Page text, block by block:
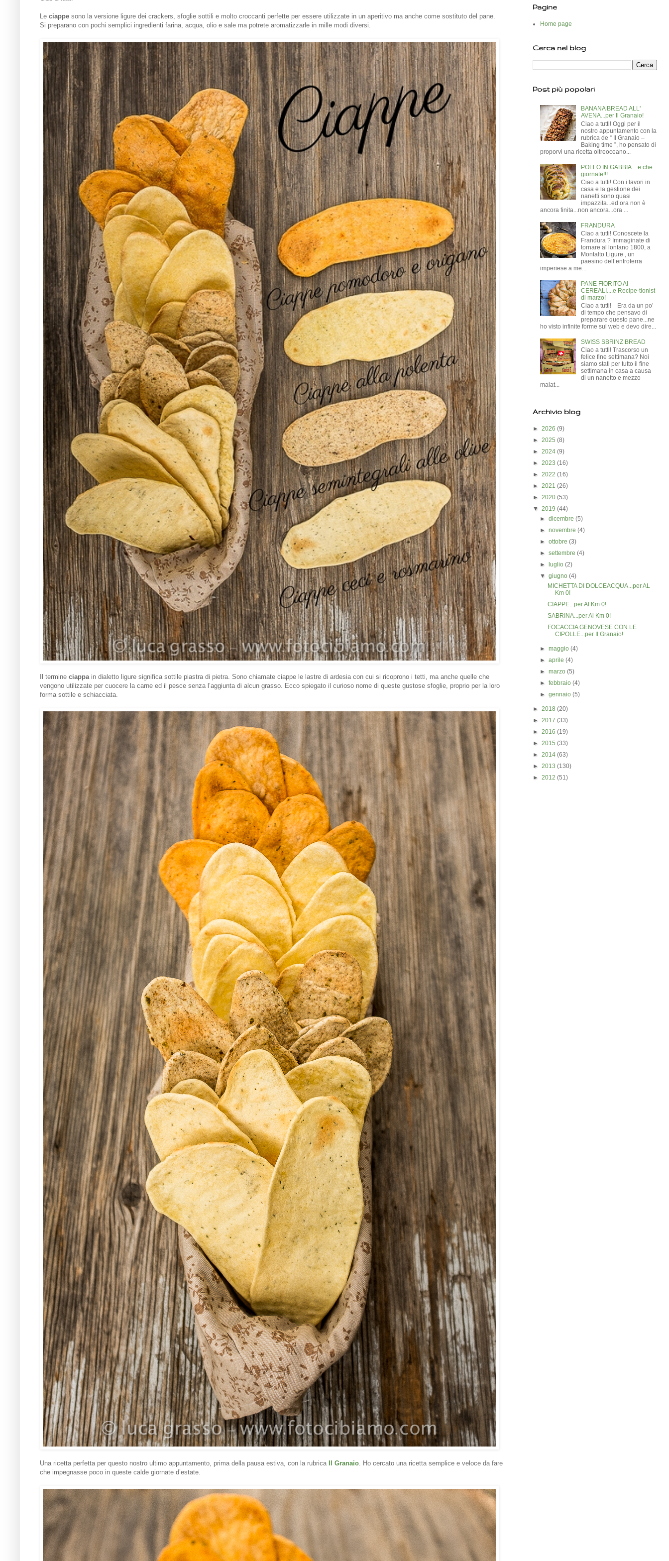
Le ciappe sono la versione ligure dei crackers, sfoglie sottili e molto croccanti perfette per essere utilizzate in un aperitivo ma anche come sostituto del pane.
Si preparano con pochi semplici ingredienti farina, acqua, olio e sale ma potrete aromatizzarle in mille modi diversi.
Il termine ciappain dialetto ligure significa sottile piastra di pietra. Sono chiamate ciappe le lastre di ardesia con cui si ricoprono i tetti, ma anche quelle che
vengono utilizzate per cuocere la carne ed il pesce senza l’aggiunta di alcun grasso. Ecco spiegato il curioso nome di queste gustose sfoglie, proprio per la loro
forma sottile e schiacciata.
Una ricetta perfetta per questo nostro ultimo appuntamento, prima della pausa estiva, con la rubrica Il Granaio . Ho cercato una ricetta semplice e veloce da fare
che impegnasse poco in queste calde giornate d’estate.
Pagine
Home page
Cerca nel blog
Post più popolari
BANANA BREAD ALL'
AVENA...per Il Granaio!
Ciao a tutti! Oggi per il
nostro appuntamento con la
rubrica de “ Il Granaio –
Baking time ”, ho pensato di
proporvi una ricetta oltreoceano...
POLLO IN GABBIA....e che
giornate!!!
Ciao a tutti! Con i lavori in
casa e la gestione dei
nanetti sono quasi
impazzita...ed ora non è
ancora finita...non ancora...ora ...
FRANDURA
Ciao a tutti! Conoscete la
Frandura ? Immaginate di
tornare al lontano 1800, a
Montalto Ligure , un
paesino dell’entroterra
imperiese a me...
PANE FIORITO AI
CEREALI....e Recipe-tionist
di marzo!
Ciao a tutti! Era da un po’
di tempo che pensavo di
preparare questo pane...ne
ho visto infinite forme sul web e devo dire...
SWISS SBRINZ BREAD
Ciao a tutti! Trascorso un
felice fine settimana? Noi
siamo stati per tutto il fine
settimana in casa a causa
di un nanetto e mezzo
malat...
Archivio blog
► 2026 (9)
► 2025 (8)
► 2024 (9)
► 2023 (16)
► 2022 (16)
► 2021 (26)
► 2020 (53)
▼ 2019 (44)
►dicembre(5)
►novembre(4)
►ottobre(3)
►settembre(4)
►luglio(2)
▼giugno(4)
MICHETTA DI DOLCEACQUA...per AL
Km 0!
CIAPPE...per Al Km 0!
SABRINA...per Al Km 0!
FOCACCIA GENOVESE CON LE
CIPOLLE...per Il Granaio!
►maggio(4)
►aprile(4)
►marzo(5)
►febbraio(4)
►gennaio(5)
► 2018 (20)
► 2017 (33)
► 2016 (19)
► 2015 (33)
► 2014 (63)
► 2013 (130)
► 2012 (51)